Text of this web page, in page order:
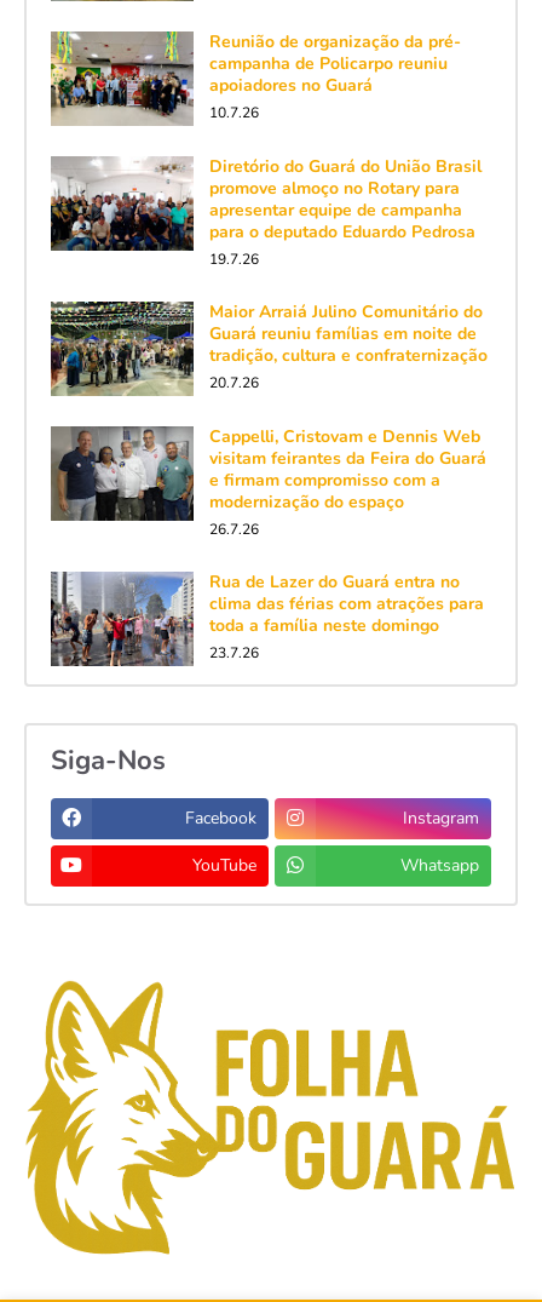
Reunião de organização da pré-
campanha de Policarpo reuniu
apoiadores no Guará
10.7.26
Diretório do Guará do União Brasil
promove almoço no Rotary para
apresentar equipe de campanha
para o deputado Eduardo Pedrosa
19.7.26
Maior Arraiá Julino Comunitário do
Guará reuniu famílias em noite de
tradição, cultura e confraternização
20.7.26
Cappelli, Cristovam e Dennis Web
visitam feirantes da Feira do Guará
e firmam compromisso com a
modernização do espaço
26.7.26
Rua de Lazer do Guará entra no
clima das férias com atrações para
toda a família neste domingo
23.7.26
Siga-Nos
Facebook Instagram
YouTube Whatsapp